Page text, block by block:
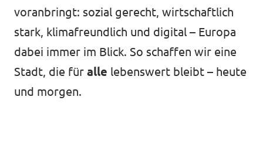
voranbringt: sozial gerecht, wirtschaftlich
stark, klimafreundlich und digital – Europa
dabei immer im Blick. So schaffen wir eine
Stadt, die für alle lebenswert bleibt – heute
und morgen.